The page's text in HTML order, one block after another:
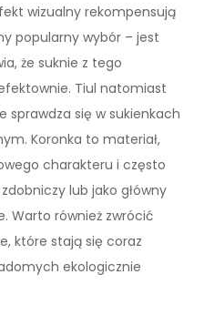
wizualny rekompensują
popularny wybór – jest
że suknie z tego
Tiul natomiast
sprawdza się w sukienkach
Koronka to materiał,
charakteru i często
lub jako główny
Warto również zwrócić
które stają się coraz
ekologicznie